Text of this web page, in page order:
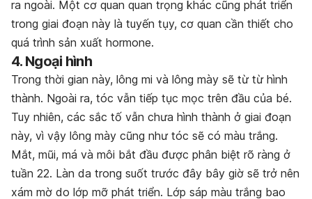
ra ngoài. Một cơ quan quan trọng khác cũng phát triển
trong giai đoạn này là tuyến tụy, cơ quan cần thiết cho
quá trình sản xuất hormone.
4. Ngoại hình
Trong thời gian này, lông mi và lông mày sẽ từ từ hình
thành. Ngoài ra, tóc vẫn tiếp tục mọc trên đầu của bé.
Tuy nhiên, các sắc tố vẫn chưa hình thành ở giai đoạn
này, vì vậy lông mày cũng như tóc sẽ có màu trắng.
Mắt, mũi, má và môi bắt đầu được phân biệt rõ ràng ở
tuần 22. Làn da trong suốt trước đây bây giờ sẽ trở nên
xám mờ do lớp mỡ phát triển. Lớp sáp màu trắng bao